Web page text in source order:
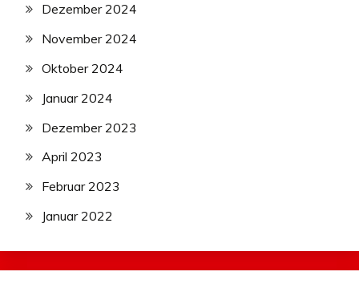
Dezember 2024
November 2024
Oktober 2024
Januar 2024
Dezember 2023
April 2023
Februar 2023
Januar 2022